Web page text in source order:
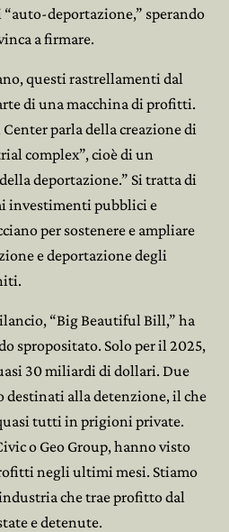
deportazione,” sperando
a firmare.
questi rastrellamenti dal
di una macchina di profitti.
parla della creazione di
complex”, cioè di un
deportazione.” Si tratta di
investimenti pubblici e
per sostenere e ampliare
e deportazione degli
“Big Beautiful Bill,” ha
spropositato. Solo per il 2025,
30 miliardi di dollari. Due
destinati alla detenzione, il che
tutti in prigioni private.
o Geo Group, hanno visto
negli ultimi mesi. Stiamo
che trae profitto dal
e detenute.